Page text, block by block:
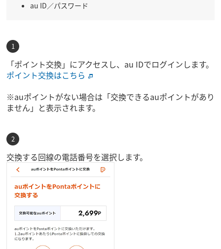
au ID／パスワード
「ポイント交換」にアクセスし、au IDでログインします。
ポイント交換はこちら
※auポイントがない場合は「交換できるauポイントがあり
ません」と表示されます。
交換する回線の電話番号を選択します。